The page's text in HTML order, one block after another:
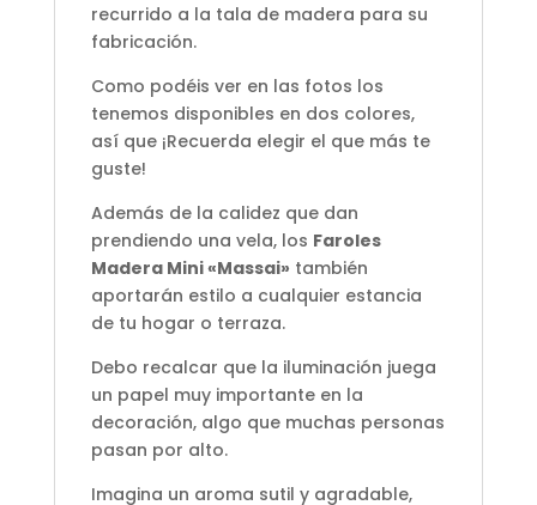
recurrido a la tala de madera para su
fabricación.
Como podéis ver en las fotos los
tenemos disponibles en dos colores,
así que ¡Recuerda elegir el que más te
guste!
Además de la calidez que dan
prendiendo una vela, los Faroles
Madera Mini «Massai» también
aportarán estilo a cualquier estancia
de tu hogar o terraza.
Debo recalcar que la iluminación juega
un papel muy importante en la
decoración, algo que muchas personas
pasan por alto.
Imagina un aroma sutil y agradable,